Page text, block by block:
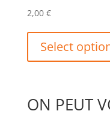
2,00 €
Select
ON PEUT